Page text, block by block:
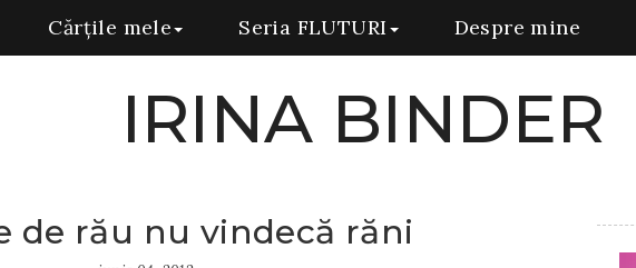
Cărțile mele Seria FLUTURI Despre mine
IRINA BINDER
de rău nu vindecă răni